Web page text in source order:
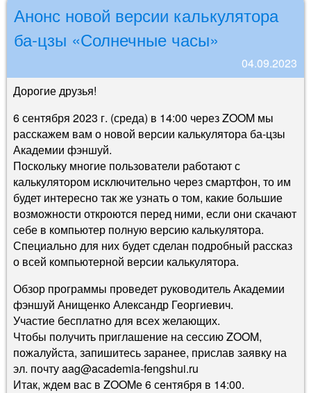
Анонс новой версии калькулятора
ба-цзы «Солнечные часы»
04.09.2023
Дорогие друзья!
6 сентября 2023 г. (среда) в 14:00 через ZOOM мы
расскажем вам о новой версии калькулятора ба-цзы
Академии фэншуй.
Поскольку многие пользователи работают с
калькулятором исключительно через смартфон, то им
будет интересно так же узнать о том, какие большие
возможности откроются перед ними, если они скачают
себе в компьютер полную версию калькулятора.
Специально для них будет сделан подробный рассказ
о всей компьютерной версии калькулятора.
Обзор программы проведет руководитель Академии
фэншуй Анищенко Александр Георгиевич.
Участие бесплатно для всех желающих.
Чтобы получить приглашение на сессию ZOOM,
пожалуйста, запишитесь заранее, прислав заявку на
эл. почту aag@academia-fengshui.ru
Итак, ждем вас в ZOOMе 6 сентября в 14:00.